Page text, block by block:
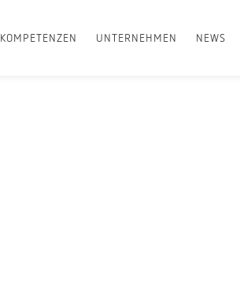
KOMPETENZEN UNTERNEHMEN NEWS